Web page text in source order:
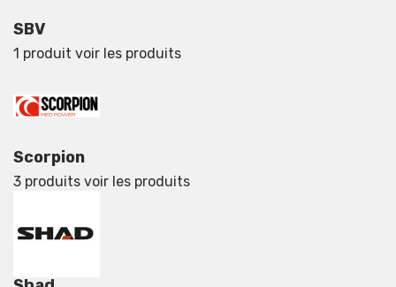
SBV
1 produit voir les produits
Scorpion
3 produits voir les produits